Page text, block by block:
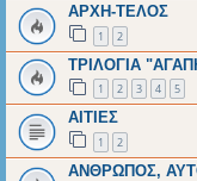
ΑΡΧΗ-ΤΕΛΟΣ
1 2
ΤΡΙΛΟΓΙΑ
1 2 3 4 5
ΑΙΤΙΕΣ
1 2
ΑΝΘΡΩΠΟΣ,